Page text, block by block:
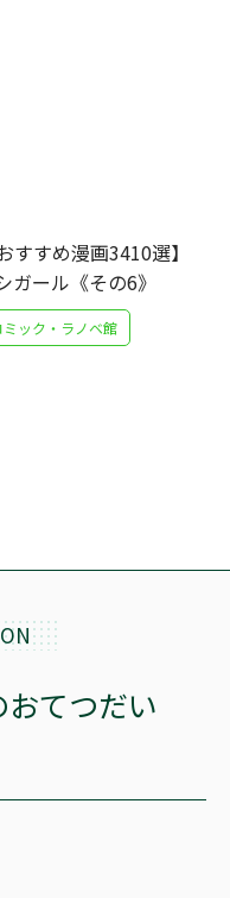
おすすめ漫画3410選】
ガール《その6》
ミック・ラノベ館
てつだい